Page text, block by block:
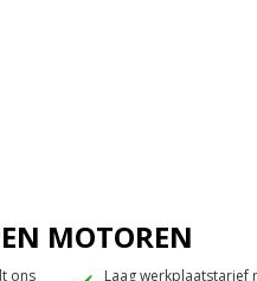
MOTOREN
ons Laag werkplaatstarief